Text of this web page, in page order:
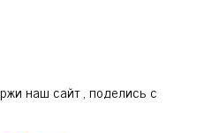
наш сайт , поделись с